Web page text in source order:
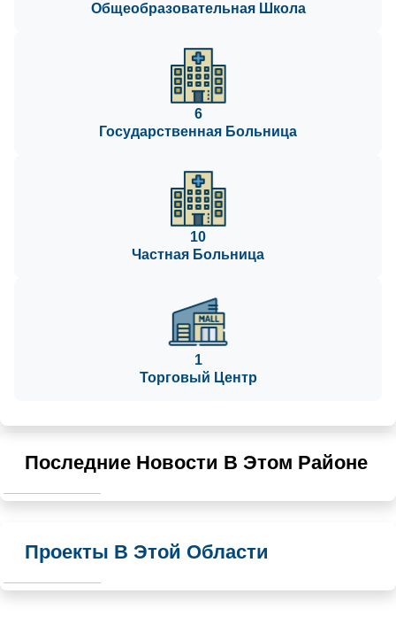
Общеобразовательная Школа
6
Государственная Больница
10
Частная Больница
1
Торговый Центр
Последние Новости В Этом Районе
Проекты В Этой Области